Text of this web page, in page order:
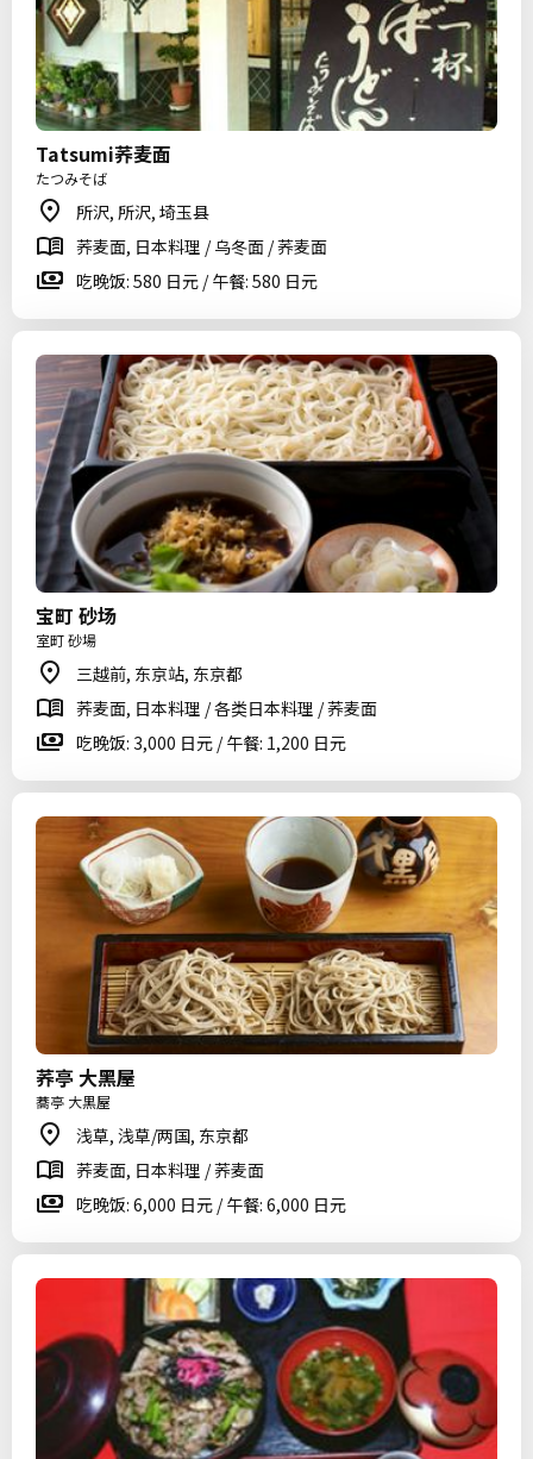
Tatsumi荞麦面
たつみそば
所沢, 所沢, 埼玉县
荞麦面, 日本料理 / 乌冬面 / 荞麦面
吃晚饭: 580 日元 / 午餐: 580 日元
宝町 砂场
室町 砂場
三越前, 东京站, 东京都
荞麦面, 日本料理 / 各类日本料理 / 荞麦面
吃晚饭: 3,000 日元 / 午餐: 1,200 日元
荞亭 大黑屋
蕎亭 大黒屋
浅草, 浅草/两国, 东京都
荞麦面, 日本料理 / 荞麦面
吃晚饭: 6,000 日元 / 午餐: 6,000 日元